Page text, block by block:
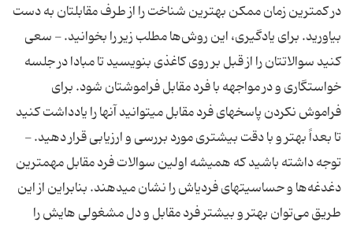
در کمترین زمان ممکن بهترین شناخت را از طرف مقابلتان به دست
بیاورید. برای یادگیری، این روش‌ها مطلب زیر را بخوانید. - سعی
کنید سوالاتتان را از قبل بر روی کاغذی بنویسید تا مبادا در جلسه
خواستگاری و در مواجهه با فرد مقابل فراموشتان شود. برای
فراموش نکردن پاسخهای فرد مقابل میتوانید آنها را یادداشت کنید
تا بعداً بهتر و با دقت بیشتری مورد بررسی و ارزیابی قرار دهید. -
توجه داشته باشید که همیشه اولین سوالات فرد مقابل مهمترین
دغدغه‌ها و حساسیتهای فردیاش را نشان میدهند. بنابراین از این
طریق می‌توان بهتر و بیشتر فرد مقابل و دل مشغولی هایش را